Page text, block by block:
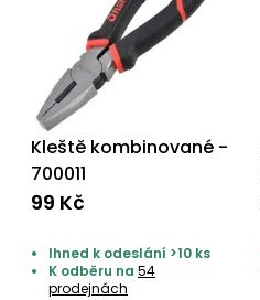
Kleště kombinované -
700011
99 Kč
Ihned k odeslání >10 ks
K odběru na 54
prodejnách